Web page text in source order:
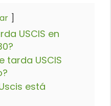
USCIS en
tarda USCIS
está